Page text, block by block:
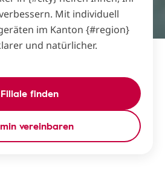
Mit individuell
im Kanton {#region}
und natürlicher.
Filiale finden
vereinbaren